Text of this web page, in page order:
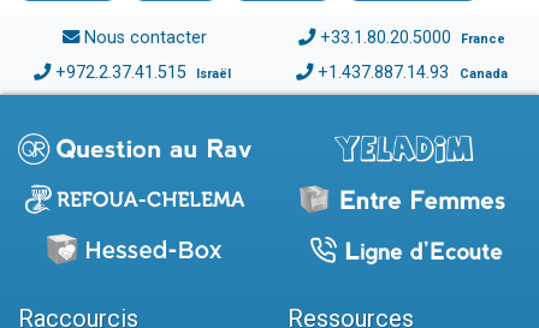
Nous contacter +33.1.80.20.5000 France
+972.2.37.41.515 Israël +1.437.887.14.93 Canada
Raccourcis Ressources